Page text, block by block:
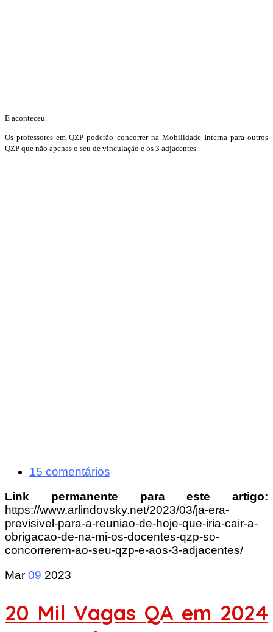
E aconteceu.
Os professores em QZP poderão concorrer na Mobilidade Interna para outros
QZP que não apenas o seu de vinculação e os 3 adjacentes.
15 comentários
Link permanente para este artigo:
https://www.arlindovsky.net/2023/03/ja-era-
previsivel-para-a-reuniao-de-hoje-que-iria-cair-a-
obrigacao-de-na-mi-os-docentes-qzp-so-
concorrerem-ao-seu-qzp-e-aos-3-adjacentes/
Mar 09 2023
20 Mil Vagas QA em 2024